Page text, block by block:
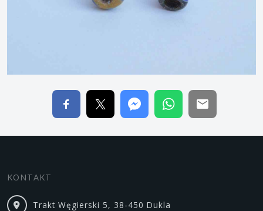
KONTAKT
Trakt Węgierski 5, 38-450 Dukla